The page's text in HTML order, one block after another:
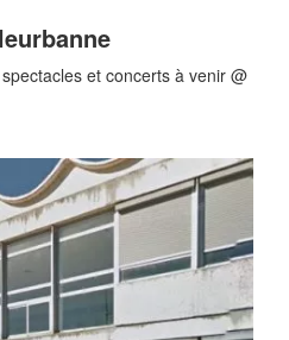
et concerts à venir @